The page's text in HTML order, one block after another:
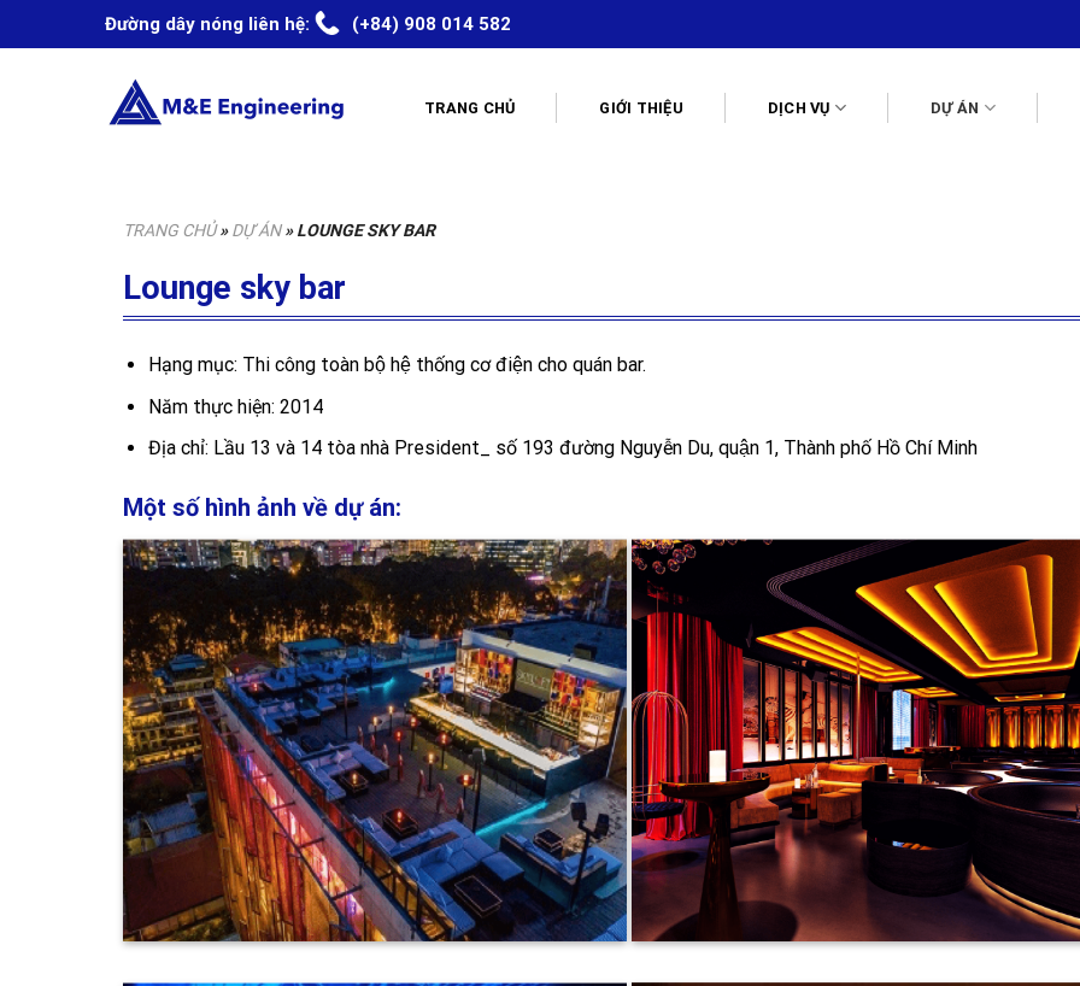
to
Đường dây nóng liên hệ: (+84) 908 014 582
TRANG CHỦ GIỚI THIỆU DỊCH VỤ DỰ ÁN
TRANG CHỦ»DỰ ÁN»LOUNGE SKY BAR
Lounge sky bar
Hạng mục: Thi công toàn bộ hệ thống cơ điện cho quán bar.
Năm thực hiện: 2014
Địa chỉ: Lầu 13 và 14 tòa nhà President_ số 193 đường Nguyễn Du, quận 1, Thành phố Hồ Chí Minh
Một số hình ảnh về dự án: